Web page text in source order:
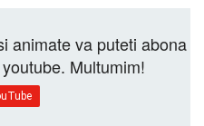
animate va puteti abona
Multumim!